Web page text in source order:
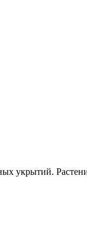
укрытий.